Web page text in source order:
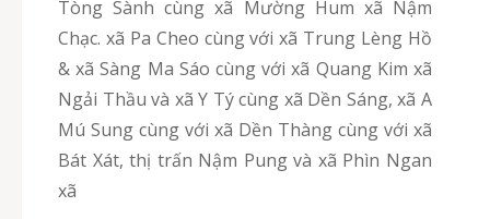
Tòng Sành cùng xã Mường Hum xã Nậm
Chạc. xã Pa Cheo cùng với xã Trung Lèng Hồ
& xã Sàng Ma Sáo cùng với xã Quang Kim xã
Ngải Thầu và xã Y Tý cùng xã Dền Sáng, xã A
Mú Sung cùng với xã Dền Thàng cùng với xã
Bát Xát, thị trấn Nậm Pung và xã Phìn Ngan
xã